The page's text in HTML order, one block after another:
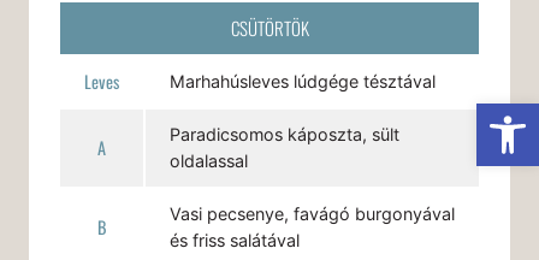
CSÜTÖRTÖK
Leves Marhahúsleves lúdgége tésztával
A
Paradicsomos káposzta, sült
oldalassal
B
Vasi pecsenye, favágó burgonyával
és friss salátával